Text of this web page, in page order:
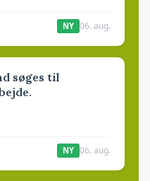
NY 06. aug.
søges til
NY 06. aug.